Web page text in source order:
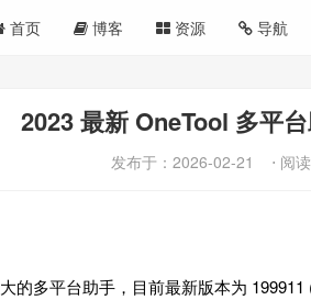
首页 博客 资源 导航
2023 最新 OneTool 多平
发布于： 2026-02-21 ⋅ 阅
的多平台助手，目前最新版本为